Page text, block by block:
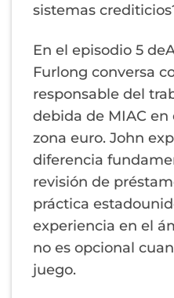
sistemas
En el episodio 5
Furlong conversa
responsable del
debida de MIAC en
zona euro. John
diferencia
revisión de
práctica
experiencia en el
no es opcional
juego.